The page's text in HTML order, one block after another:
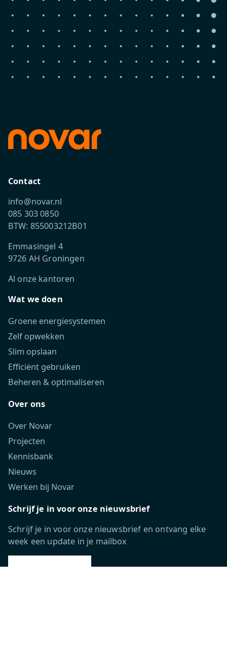
Contact
info@novar.nl
085 303 0850
BTW: 855003212B01
Emmasingel 4
9726 AH Groningen
Al onze kantoren
Wat we doen
Groene energiesystemen
Zelf opwekken
Slim opslaan
Efficiënt gebruiken
Beheren & optimaliseren
Over ons
Over Novar
Projecten
Kennisbank
Nieuws
Werken bij Novar
Schrijf je in voor onze nieuwsbrief
Schrijf je in voor onze nieuwsbrief en ontvang elke
week een update in je mailbox